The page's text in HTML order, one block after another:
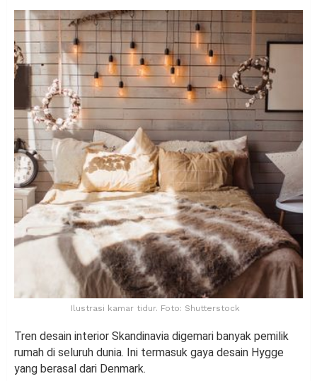
Ilustrasi kamar tidur. Foto: Shutterstock
Tren desain interior Skandinavia digemari banyak pemilik
rumah di seluruh dunia. Ini termasuk gaya desain Hygge
yang berasal dari Denmark.